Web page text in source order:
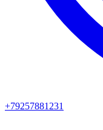
+79257881231